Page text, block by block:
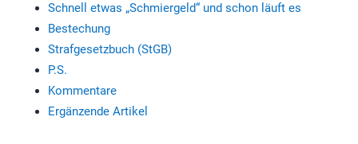
Schnell etwas „Schmiergeld“ und schon läuft es
Bestechung
Strafgesetzbuch (StGB)
P.S.
Kommentare
Ergänzende Artikel